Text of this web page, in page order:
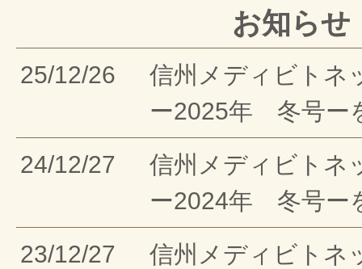
お知らせ
25/12/26
信州メディビトネ
ー2025年 冬号ー
24/12/27
信州メディビトネ
ー2024年 冬号ー
23/12/27
信州メディビトネ